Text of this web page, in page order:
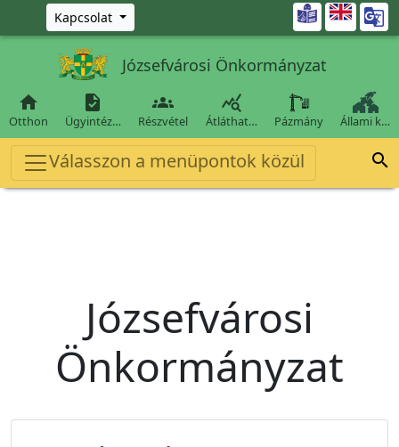
Ugrás a fő tartalomra
Kapcsolat 
Józsefvárosi Önkormányzat

Otthon

Ügyintéz…

Részvétel

Átláthat… Pázmány Állami k…
Válasszon a menüpontok közül 
Józsefvárosi
Önkormányzat